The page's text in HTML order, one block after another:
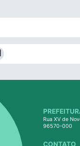
Rua XV de
96570-000
CONTATO